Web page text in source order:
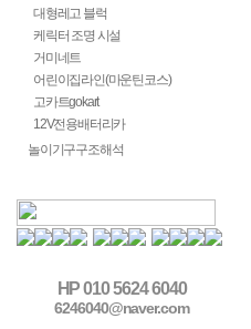
대형레고 블럭
케릭터 조명 시설
거미네트
어린이집라인(마운틴코스)
고카트gokart
12V전용배터리카
놀이기구구조해석
HP 010 5624 6040
6246040@naver.com